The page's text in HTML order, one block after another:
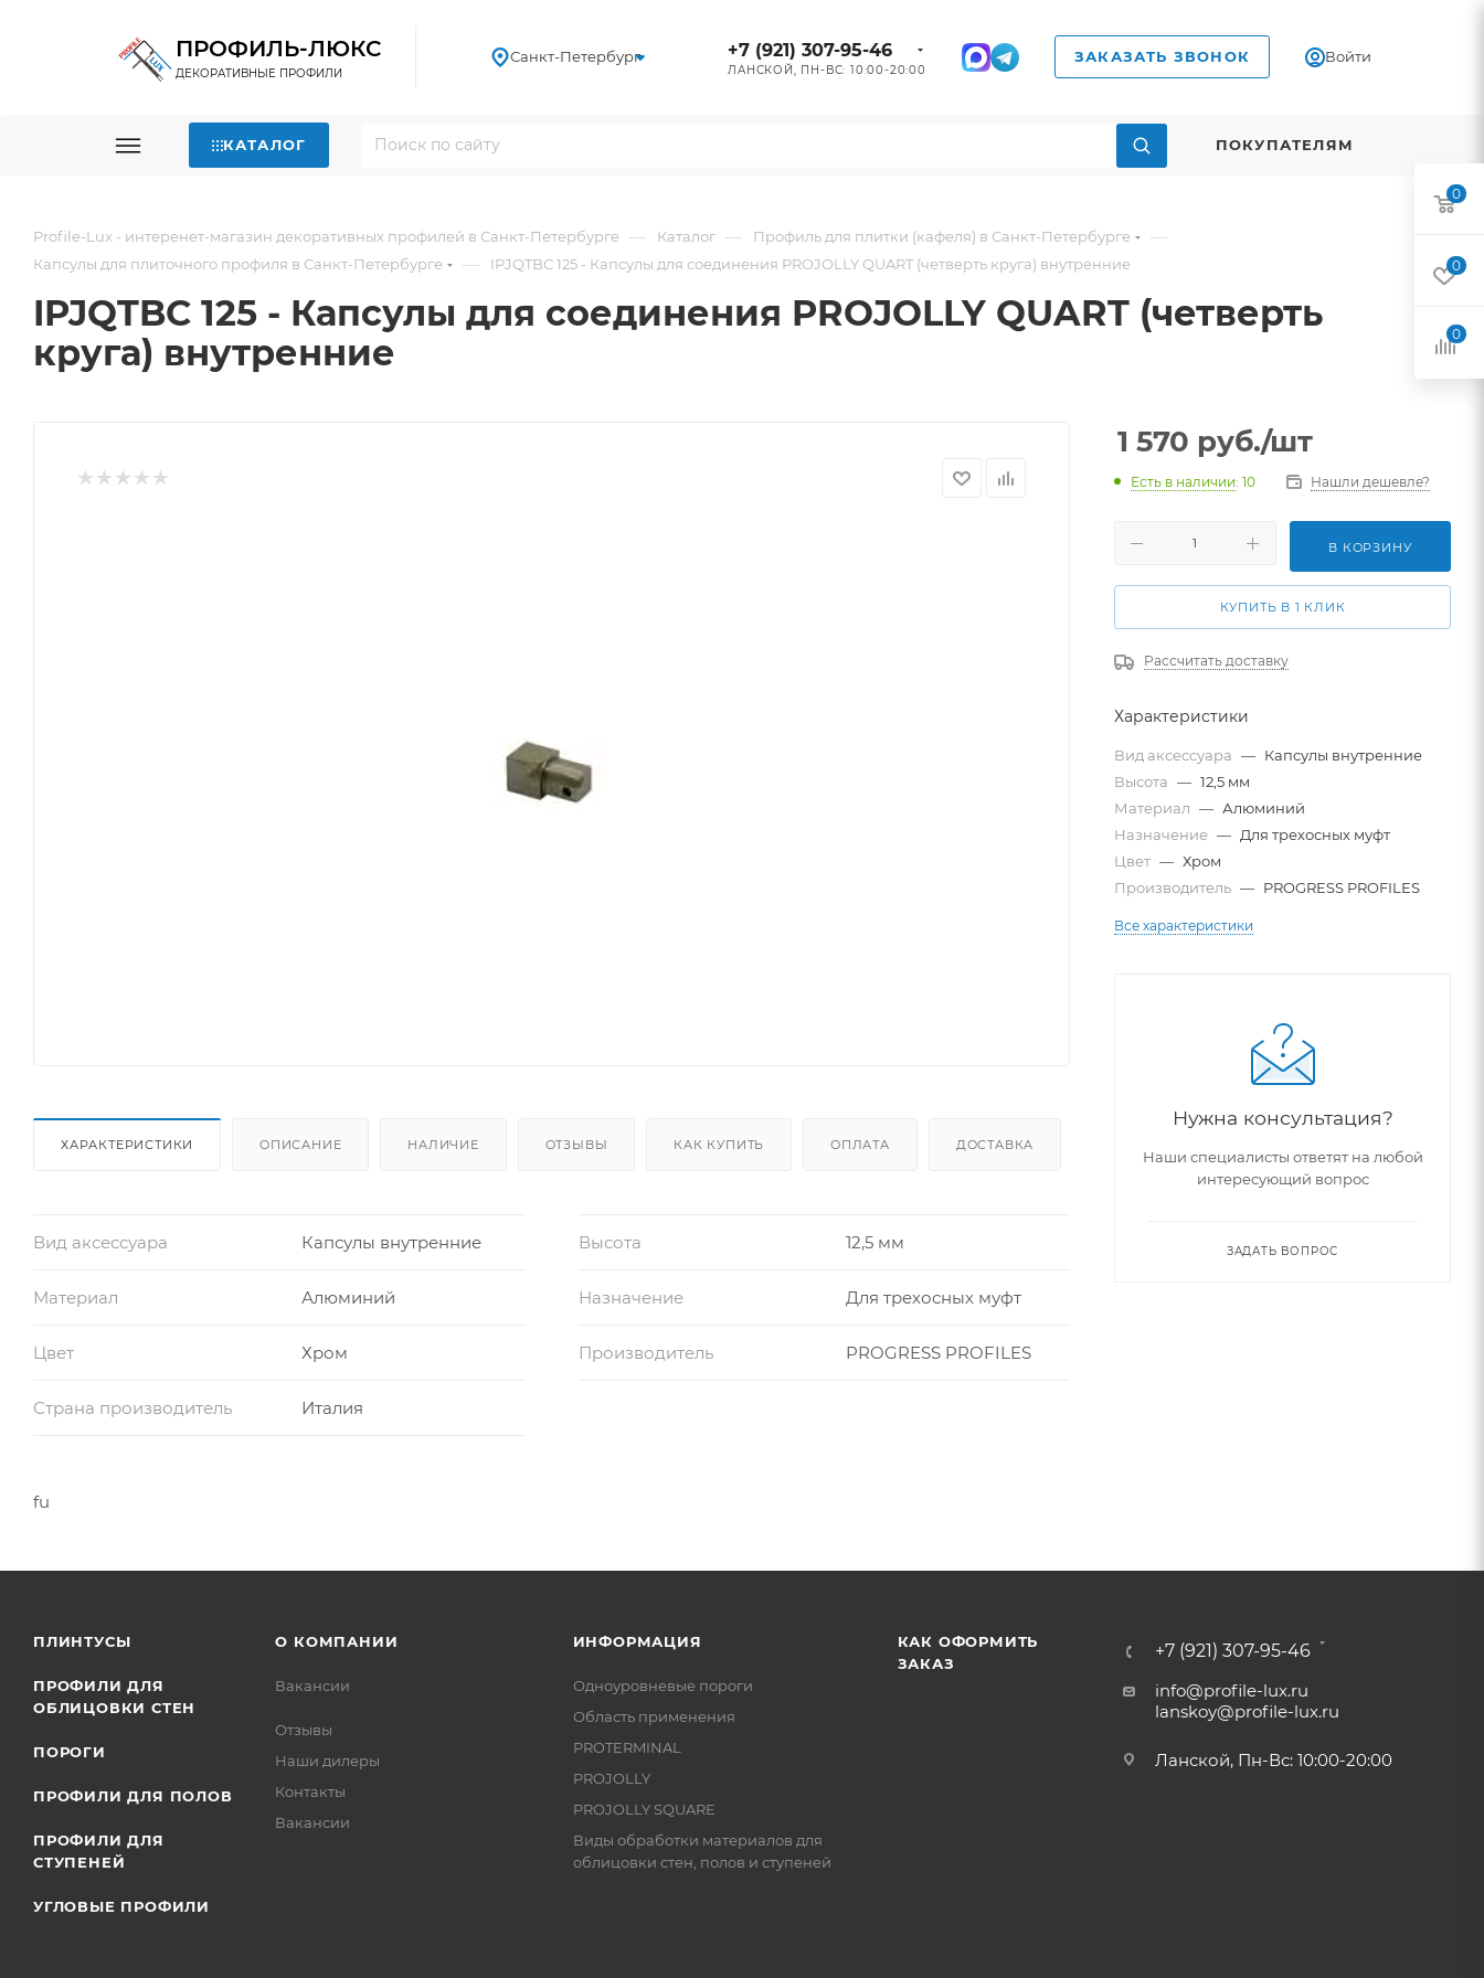
ПРОФИЛЬ-ЛЮКС
ДЕКОРАТИВНЫЕ ПРОФИЛИ
Санкт-Петербург +7 (921) 307-95-46
ЛАНСКОЙ, ПН-ВС: 10:00-20:00
ЗАКАЗАТЬ ЗВОНОК Войти
КАТАЛОГ ПОКУПАТЕЛЯМ
Profile-Lux - интеренет-магазин декоративных профилей в Санкт-Петербурге — Каталог — Профиль для плитки (кафеля) в Санкт-Петербурге —
Капсулы для плиточного профиля в Санкт-Петербурге — IPJQTBC 125 - Капсулы для соединения PROJOLLY QUART (четверть круга) внутренние
IPJQTBC 125 - Капсулы для соединения PROJOLLY QUART (четверть
круга) внутренние
ХАРАКТЕРИСТИКИ ОПИСАНИЕ НАЛИЧИЕ ОТЗЫВЫ КАК КУПИТЬ ОПЛАТА ДОСТАВКА
Вид аксессуара Капсулы внутренние Высота 12,5 мм
Материал Алюминий Назначение Для трехосных муфт
Цвет Хром Производитель PROGRESS PROFILES
Страна производитель Италия
1 570 руб./шт
Есть в наличии: 10 Нашли дешевле?
В КОРЗИНУ
КУПИТЬ В 1 КЛИК
Рассчитать доставку
Характеристики
Вид аксессуара — Капсулы внутренние
Высота — 12,5 мм
Материал — Алюминий
Назначение — Для трехосных муфт
Цвет — Хром
Производитель — PROGRESS PROFILES
Все характеристики
Нужна консультация?
Наши специалисты ответят на любой
интересующий вопрос
ЗАДАТЬ ВОПРОС
fu
ПЛИНТУСЫ
ПРОФИЛИ ДЛЯ
ОБЛИЦОВКИ СТЕН
ПОРОГИ
ПРОФИЛИ ДЛЯ ПОЛОВ
ПРОФИЛИ ДЛЯ
СТУПЕНЕЙ
УГЛОВЫЕ ПРОФИЛИ
О КОМПАНИИ
Вакансии
Отзывы
Наши дилеры
Контакты
Вакансии
ИНФОРМАЦИЯ
Одноуровневые пороги
Область применения
PROTERMINAL
PROJOLLY
PROJOLLY SQUARE
Виды обработки материалов для
облицовки стен, полов и ступеней
КАК ОФОРМИТЬ
ЗАКАЗ
+7 (921) 307-95-46
info@profile-lux.ru
lanskoy@profile-lux.ru
Ланской, Пн-Вс: 10:00-20:00
0
0
0